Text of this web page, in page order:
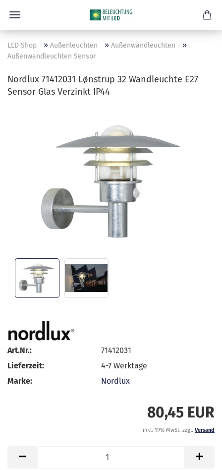
LED Shop » Außenleuchten » Außenwandleuchten »
Außenwandleuchten Sensor
Nordlux 71412031 Lønstrup 32 Wandleuchte E27
Sensor Glas Verzinkt IP44
Art.Nr.:
71412031
Lieferzeit:
4-7 Werktage
Marke:
Nordlux
80,45 EUR
inkl. 19% MwSt. zzgl. Versand